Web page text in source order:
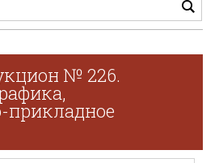
№ 226.
прикладное